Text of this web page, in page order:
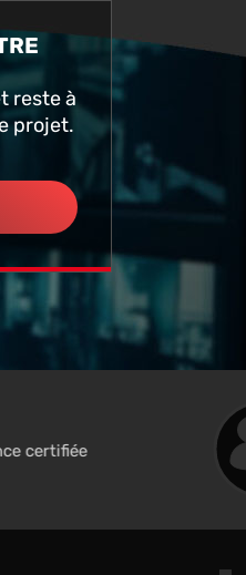
reste à
projet.
certifiée